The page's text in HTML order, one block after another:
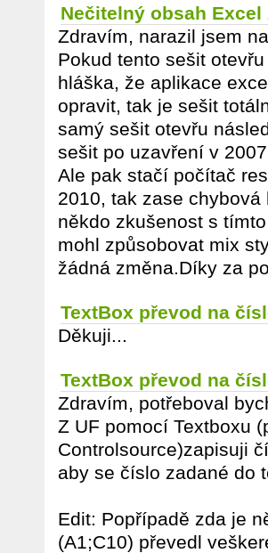
Nečitelný obsah Excel
Zdravím, narazil jsem
Pokud tento sešit
hláška, že aplikace
opravit, tak je sešit
samý sešit otevřu
sešit po uzavření v
Ale pak stačí počítač
2010, tak zase
někdo zkušenost s
mohl způsobovat mix
žádná změna.Díky za
TextBox převod na
Děkuji...
TextBox převod na
Zdravím, potřeboval
Z UF pomocí Textboxu
Controlsource)zapisuji
aby se číslo zadané do
Edit: Popřípadě zda je
(A1;C10) převedl